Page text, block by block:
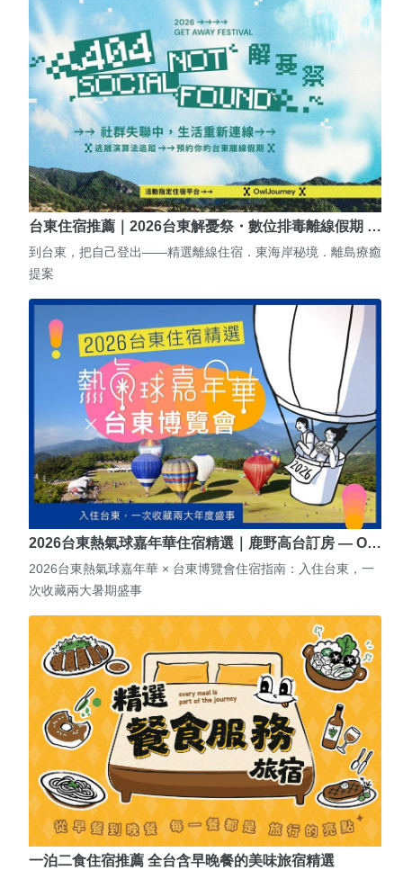
台東住宿推薦｜2026台東解憂祭・數位排毒離線假期 …
到台東，把自己登出——精選離線住宿．東海岸秘境．離島療癒
提案
2026台東熱氣球嘉年華住宿精選｜鹿野高台訂房 — O…
2026台東熱氣球嘉年華 × 台東博覽會住宿指南：入住台東，一
次收藏兩大暑期盛事
一泊二食住宿推薦 全台含早晚餐的美味旅宿精選